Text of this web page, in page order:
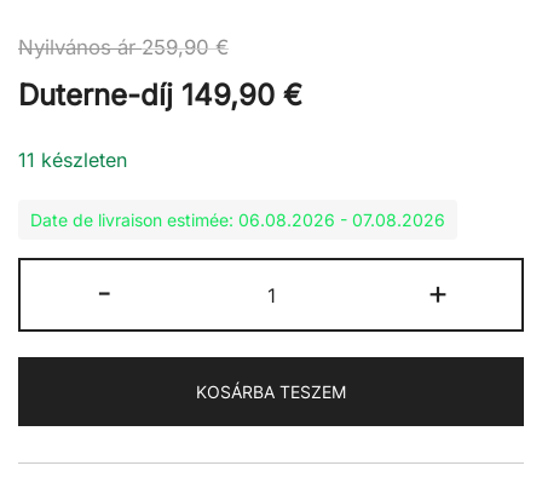
Nyilvános ár259,90€
Duterne-díj 149,90 €
11 készleten
Date de livraison estimée: 06.08.2026 - 07.08.2026
-
3.50-
16
KLASSZIKUS
KÉTOLDALÚ
mennyiség
+
KOSÁRBA TESZEM